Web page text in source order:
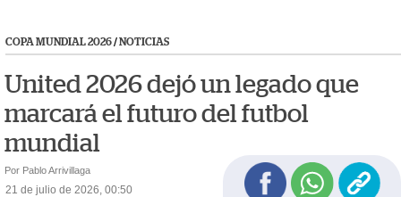
COPA MUNDIAL 2026/NOTICIAS
United 2026 dejó un legado que
marcará el futuro del futbol
mundial
Por Pablo Arrivillaga
21 de julio de 2026, 00:50